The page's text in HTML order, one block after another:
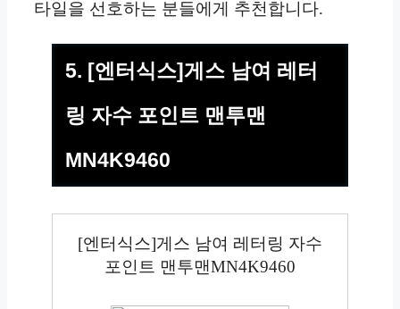
타일을 선호하는 분들에게 추천합니다.
5. [엔터식스]게스 남여 레터
링 자수 포인트 맨투맨
MN4K9460
[엔터식스]게스 남여 레터링 자수
포인트 맨투맨MN4K9460